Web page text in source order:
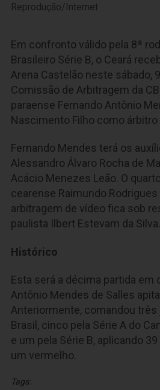
Reprodução/Internet
Em confronto válido pela 8ª
Brasileiro Série B, o Ceará
Arena Castelão neste sábado,
Comissão de Arbitragem da
paraense Fernando Antônio
Nascimento Filho como árbitro
Fernando Mendes terá os
Alessandro Álvaro Rocha de
Acácio Menezes Leão. O
cearense Raimundo Rodrigues
arbitragem de vídeo fica sob
paulista Ilbert Estevam da Silva.
Histórico
Esta será a décima partida em
Antônio Mendes de Salles
Anteriormente, comandou três
Brasil, cinco pela Série A do
e um pela Série B, aplicando
um vermelho.
Tags: